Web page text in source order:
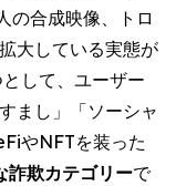
の合成映像、トロ
大している実態が
して、ユーザー
まし」「ソーシャ
やNFTを装った
詐欺カテゴリーで